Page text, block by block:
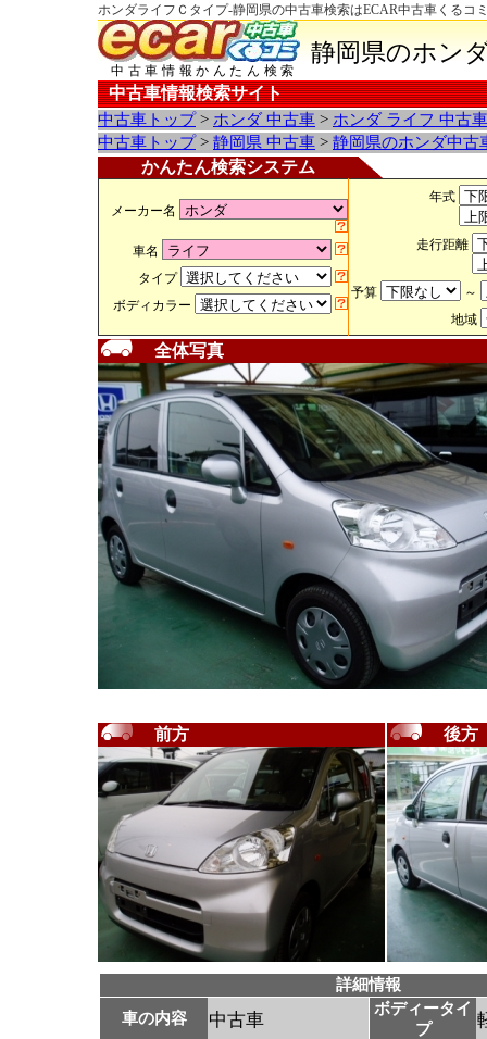
ホンダライフＣタイプ-静岡県の中古車検索はECAR中古車くるコ
中古車情報かんたん検索
静岡県のホン
中古車情報検索サイト
中古車トップ> ホンダ 中古車 > ホンダ ライフ 中古
中古車トップ> 静岡県 中古車 > 静岡県のホンダ中古
かんたん検索システム
メーカー名
車名
タイプ
ボディカラー
年式
走行距離
予算
～
地域
全体写真
前方 後方
詳細情報
車の内容
中古車
ボディータイ
プ